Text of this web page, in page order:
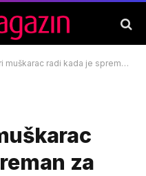
radi kada je spreman za ozbiljnu vezu
za